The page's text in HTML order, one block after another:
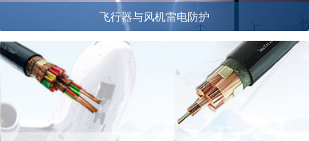
飞行器与风机雷电防护